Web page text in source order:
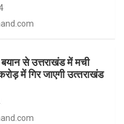
से उत्तराखंड में मची
में गिर जाएगी उत्‍तराखंड